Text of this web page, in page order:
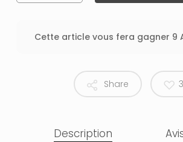
Cette article vous fera gagner 9
Share 3
Description